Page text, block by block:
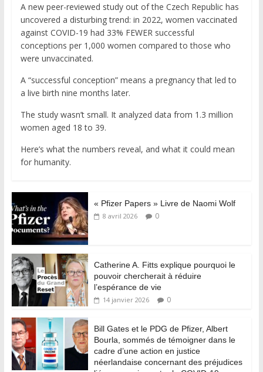
A new peer-reviewed study out of the Czech Republic has
uncovered a disturbing trend: in 2022, women vaccinated
against COVID-19 had 33% FEWER successful
conceptions per 1,000 women compared to those who
were unvaccinated.
A “successful conception” means a pregnancy that led to
a live birth nine months later.
The study wasn’t small. It analyzed data from 1.3 million
women aged 18 to 39.
Here’s what the numbers reveal, and what it could mean
for humanity.
« Pfizer Papers » Livre de Naomi Wolf
8 avril 2026 0
Catherine A. Fitts explique pourquoi le
pouvoir chercherait à réduire
l’espérance de vie
14 janvier 2026 0
Bill Gates et le PDG de Pfizer, Albert
Bourla, sommés de témoigner dans le
cadre d’une action en justice
néerlandaise concernant des préjudices